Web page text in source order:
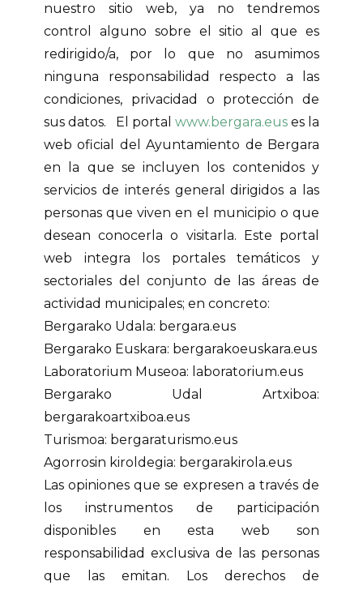
nuestro sitio web, ya no tendremos
control alguno sobre el sitio al que es
redirigido/a, por lo que no asumimos
ninguna responsabilidad respecto a las
condiciones, privacidad o protección de
sus datos. El portal www.bergara.eus es la
web oficial del Ayuntamiento de Bergara
en la que se incluyen los contenidos y
servicios de interés general dirigidos a las
personas que viven en el municipio o que
desean conocerla o visitarla. Este portal
web integra los portales temáticos y
sectoriales del conjunto de las áreas de
actividad municipales; en concreto:
Bergarako Udala: bergara.eus
Bergarako Euskara: bergarakoeuskara.eus
Laboratorium Museoa: laboratorium.eus
Bergarako Udal Artxiboa:
bergarakoartxiboa.eus
Turismoa: bergaraturismo.eus
Agorrosin kiroldegia: bergarakirola.eus
Las opiniones que se expresen a través de
los instrumentos de participación
disponibles en esta web son
responsabilidad exclusiva de las personas
que las emitan. Los derechos de